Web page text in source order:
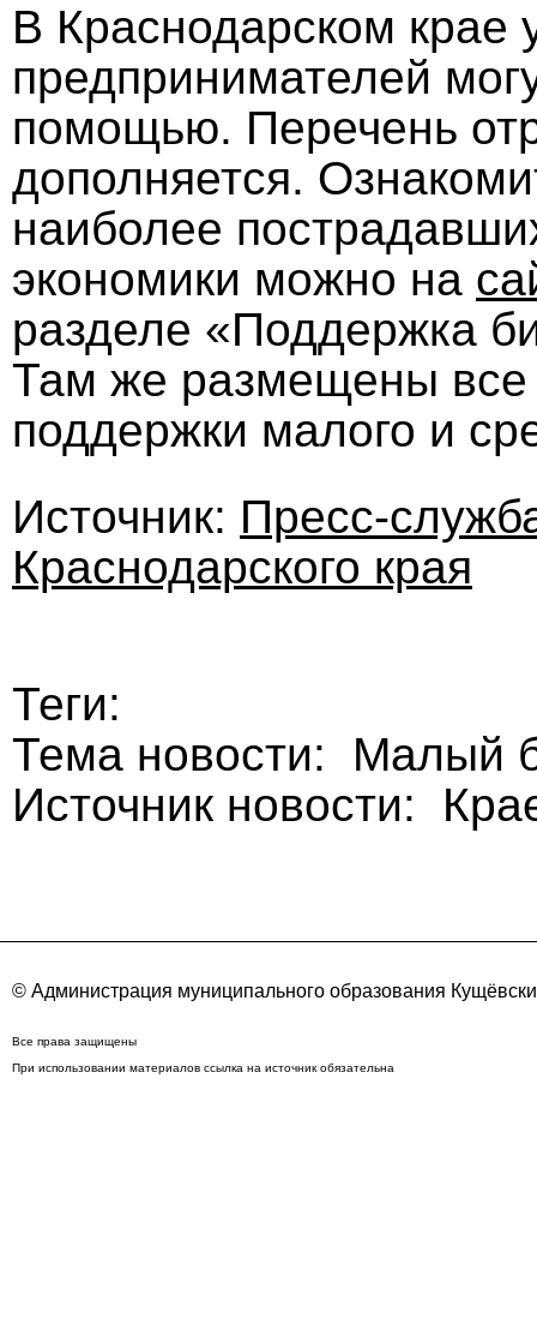
В Краснодарском крае
предпринимателей
помощью. Перечень
дополняется.
наиболее
экономики можно на
разделе «Поддержка
Там же размещены все
поддержки малого и
Источник: Пресс-
Краснодарского края
Теги:
Тема новости: Малый
Источник новости:
© Администрация муниципального образования
Все права защищены
При использовании материалов ссылка на источник обязательна